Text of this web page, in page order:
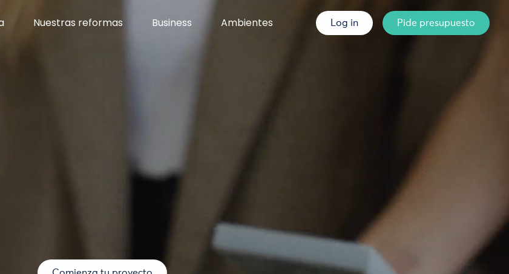
Nuestras reformas Business Ambientes Log in Pide presupuesto